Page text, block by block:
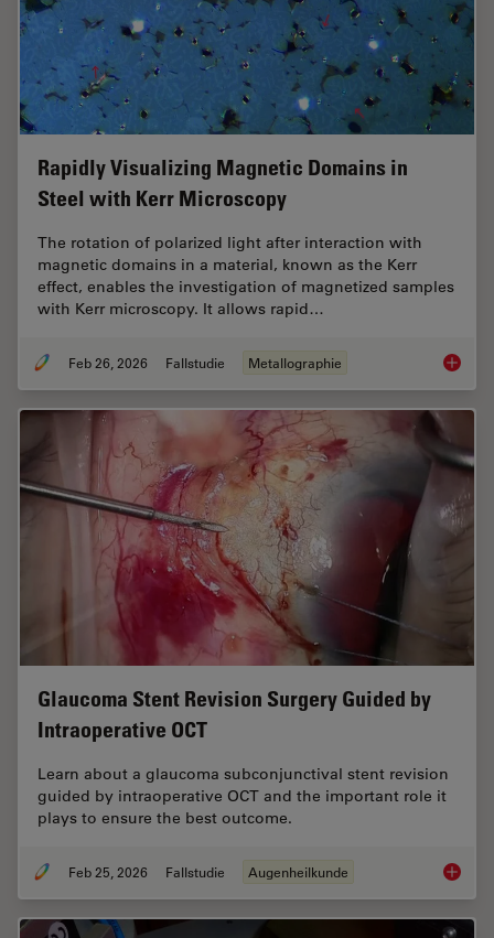
Rapidly Visualizing Magnetic Domains in
Steel with Kerr Microscopy
The rotation of polarized light after interaction with
magnetic domains in a material, known as the Kerr
effect, enables the investigation of magnetized samples
with Kerr microscopy. It allows rapid…
Feb 26, 2026 Fallstudie Metallographie
Glaucoma Stent Revision Surgery Guided by
Intraoperative OCT
Learn about a glaucoma subconjunctival stent revision
guided by intraoperative OCT and the important role it
plays to ensure the best outcome.
Feb 25, 2026 Fallstudie Augenheilkunde